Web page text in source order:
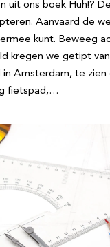
uit ons boek Huh!?
Aanvaard de
kunt. Beweeg
kregen we getipt
Amsterdam, te zien
fietspad,…